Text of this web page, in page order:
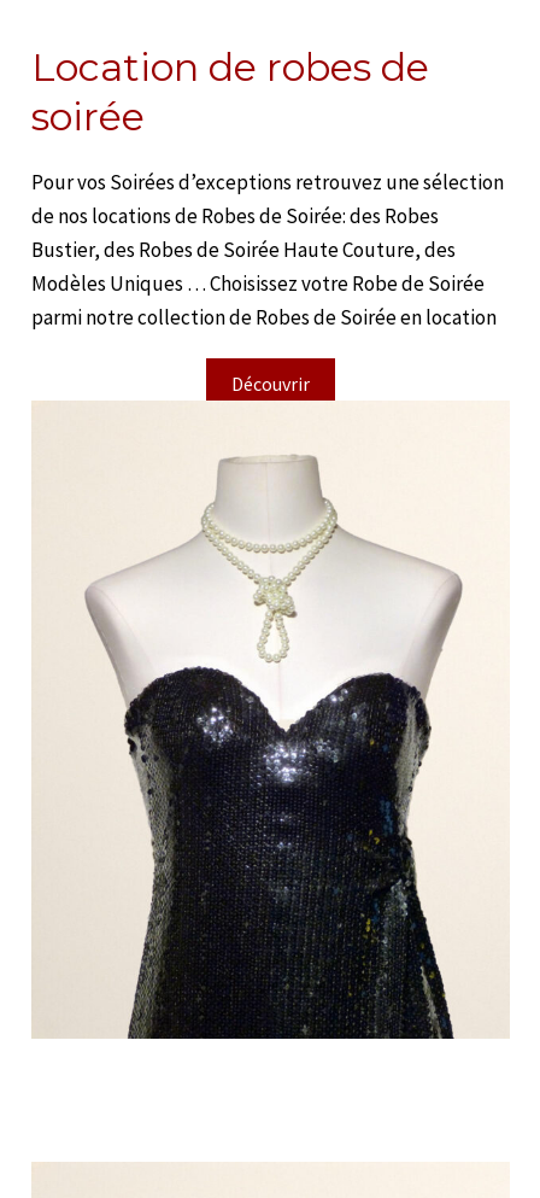
Location de robes de
soirée
Pour vos Soirées d’exceptions retrouvez une sélection
de nos locations de Robes de Soirée: des Robes
Bustier, des Robes de Soirée Haute Couture, des
Modèles Uniques … Choisissez votre Robe de Soirée
parmi notre collection de Robes de Soirée en location
Découvrir